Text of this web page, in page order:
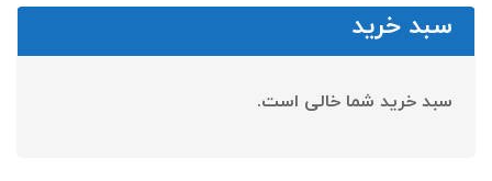
سبد خرید
سبد خرید شما خالی است.